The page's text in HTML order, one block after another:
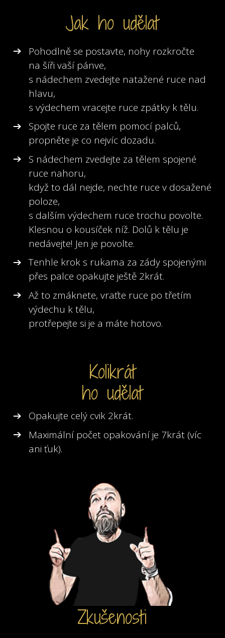
Jak ho udělat
Pohodlně se postavte, nohy rozkročte
na šíři vaší pánve,
s nádechem zvedejte natažené ruce nad
hlavu,
s výdechem vracejte ruce zpátky k tělu.
Spojte ruce za tělem pomocí palců,
propněte je co nejvíc dozadu.
S nádechem zvedejte za tělem spojené
ruce nahoru,
když to dál nejde, nechte ruce v dosažené
poloze,
s dalším výdechem ruce trochu povolte.
Klesnou o kousíček níž. Dolů k tělu je
nedávejte! Jen je povolte.
Tenhle krok s rukama za zády spojenými
přes palce opakujte ještě 2krát.
Až to zmáknete, vraťte ruce po třetím
výdechu k tělu,
protřepejte si je a máte hotovo.
Kolikrát
ho udělat
Opakujte celý cvik 2krát.
Maximální počet opakování je 7krát (víc
ani ťuk).
Zkušenosti